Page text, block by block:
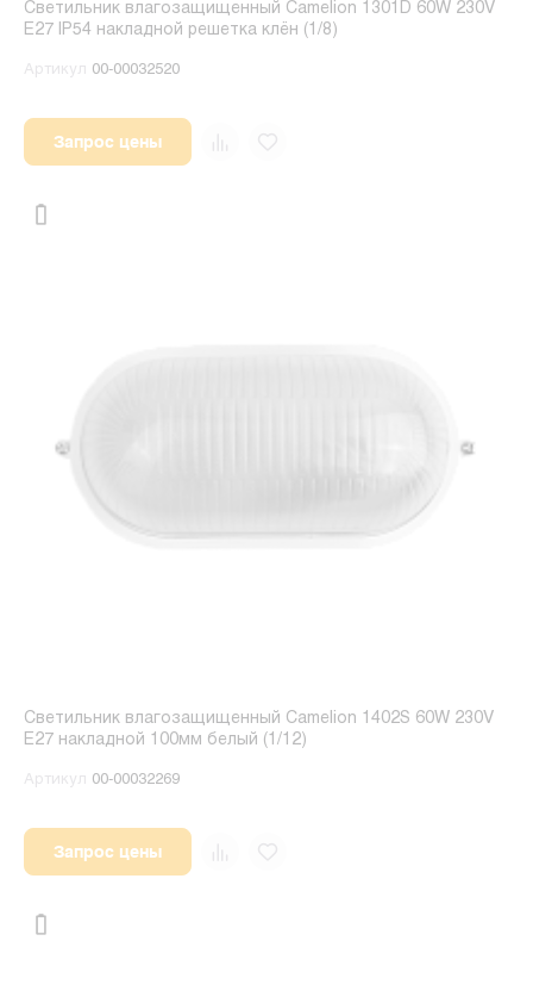
Светильник влагозащищенный Camelion 1301D 60W 230V
E27 IP54 накладной решетка клён (1/8)
Артикул 00-00032520
Запрос цены
Светильник влагозащищенный Camelion 1402S 60W 230V
E27 накладной 100мм белый (1/12)
Артикул 00-00032269
Запрос цены